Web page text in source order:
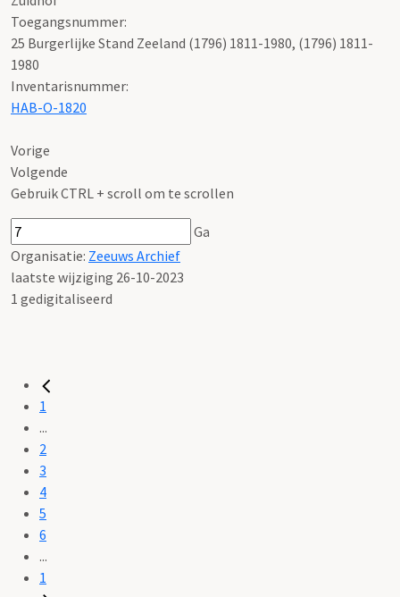
Toegangsnummer:
25 Burgerlijke Stand Zeeland (1796) 1811-1980, (1796) 1811-
1980
Inventarisnummer:
HAB-O-1820
Vorige
Volgende
Gebruik CTRL + scroll om te scrollen
Ga
Organisatie: Zeeuws Archief
laatste wijziging 26-10-2023
1 gedigitaliseerd
1
...
2
3
4
5
6
...
1